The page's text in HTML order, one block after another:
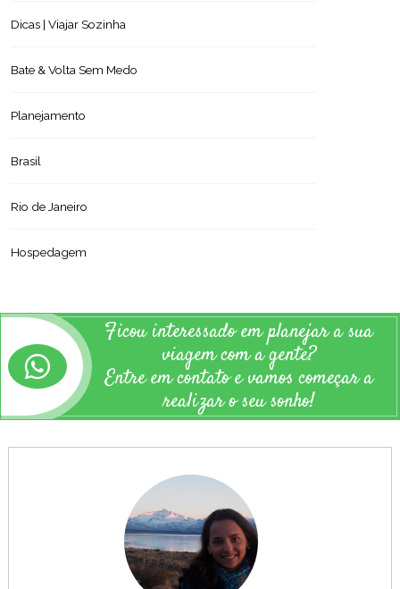
Dicas | Viajar Sozinha
Bate & Volta Sem Medo
Planejamento
Brasil
Rio de Janeiro
Hospedagem
Ficou interessado em planejar a sua
viagem com a gente?
Entre em contato e vamos começar a
realizar o seu sonho!